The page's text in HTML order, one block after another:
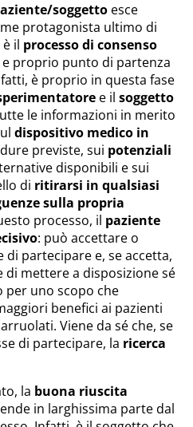
soggetto esce
protagonista ultimo di
il processo di consenso
e proprio punto di partenza
è proprio in questa fase
e il soggetto
le informazioni in merito
dispositivo medico in
previste, sui potenziali
disponibili e sui
di ritirarsi in qualsiasi
sulla propria
processo, il paziente
: può accettare o
partecipare e, se accetta,
di mettere a disposizione sé
uno scopo che
benefici ai pazienti
Viene da sé che, se
di partecipare, la ricerca
la buona riuscita
in larghissima parte dal